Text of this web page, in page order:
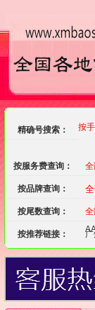
精确号搜索： 按
按服务费查询：
按品牌查询：
按尾数查询：
按推荐链接： 广